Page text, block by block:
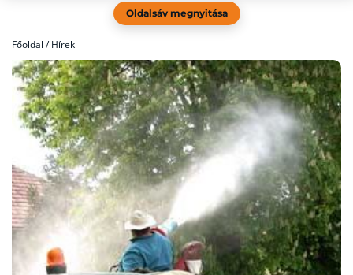
Oldalsáv megnyitása
Főoldal / Hírek